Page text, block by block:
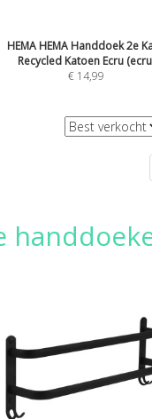
HEMA HEMA Handdoek 2e
Recycled Katoen Ecru
€ 14,99